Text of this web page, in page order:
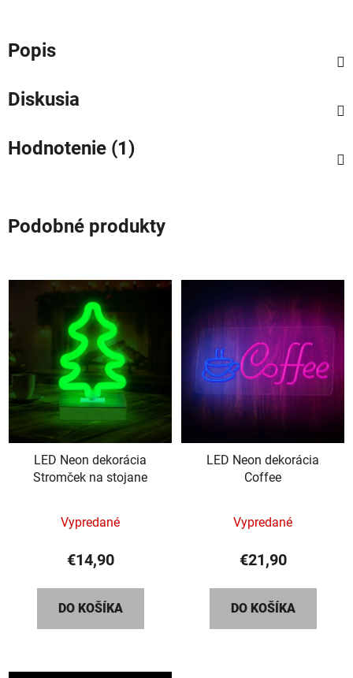
Popis
Diskusia
Hodnotenie (1)
Podobné produkty
LED Neon dekorácia
Stromček na stojane
hodnotenie
produktu
je
z
Vypredané
€14,90
DO KOŠÍKA
LED Neon dekorácia
Coffee
Vypredané
€21,90
DO KOŠÍKA